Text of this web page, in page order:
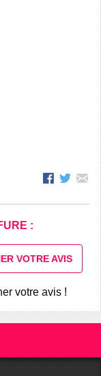
:
VOTRE AVIS
votre avis !